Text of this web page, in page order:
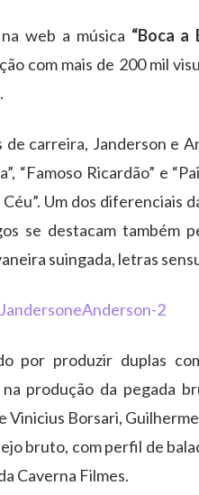
web a música “Boca a
com mais de 200 mil
de carreira, Janderson e
“Famoso Ricardão” e
Céu”. Um dos diferenciais
se destacam também
suingada, letras
por produzir duplas
produção da pegada
Vinicius Borsari,
bruto, com perfil de
Caverna Filmes.